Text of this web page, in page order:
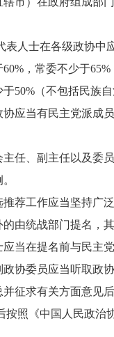
表人士在各级政协中
，常委不少于
50%（不包括民族自
应当有民主党派成
任、副主任以及委
荐工作应当坚持广
由统战部门提名，
当在提名前与民主
协委员应当听取政
征求有关方面意见
按照《中国人民政治